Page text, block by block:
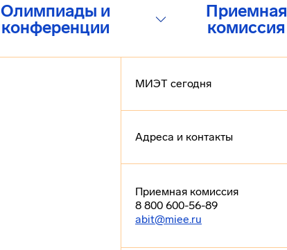
Олимпиады и
конференции
Приемная
комиссия
МИЭТ сегодня
Адреса и контакты
Приемная комиссия
8 800 600-56-89
abit@miee.ru